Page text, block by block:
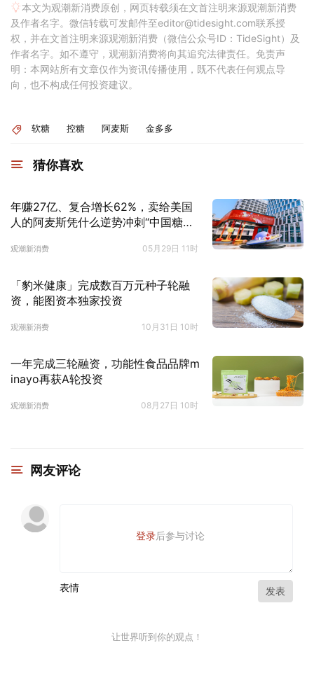
本文为观潮新消费原创，网页转载须在文首注明来源观潮新消费
及作者名字。微信转载可发邮件至editor@tidesight.com联系授
权，并在文首注明来源观潮新消费（微信公众号ID：TideSight）及
作者名字。如不遵守，观潮新消费将向其追究法律责任。免责声
明：本网站所有文章仅作为资讯传播使用，既不代表任何观点导
向，也不构成任何投资建议。
软糖 控糖 阿麦斯 金多多
猜你喜欢
年赚27亿、复合增长62%，卖给美国
人的阿麦斯凭什么逆势冲刺“中国糖果
观潮新消费 05月29日 11时
「豹米健康」完成数百万元种子轮融
资，能图资本独家投资
观潮新消费 10月31日 10时
一年完成三轮融资，功能性食品品牌m
inayo再获A轮投资
观潮新消费 08月27日 10时
网友评论
登录后参与讨论
表情 发表
让世界听到你的观点！